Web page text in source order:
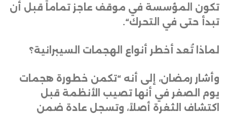
تكون المؤسسة في موقف عاجز تماماً قبل أن
تبدأ حتى في التحرك“.
لماذا تُعد أخطر أنواع الهجمات السيبرانية؟
وأشار رمضان، إلى أنه “تكمن خطورة هجمات
يوم الصفر في أنها تصيب الأنظمة قبل
اكتشاف الثغرة أصلاً، وتسجل عادة ضمن